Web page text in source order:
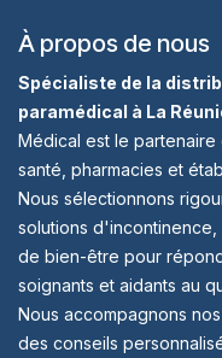
À propos de nous
Spécialiste de la
paramédical à La
Médical est le
santé, pharmacies et
Nous sélectionnons
solutions
de bien-être pour
soignants et aidants au
Nous accompagnons
des conseils